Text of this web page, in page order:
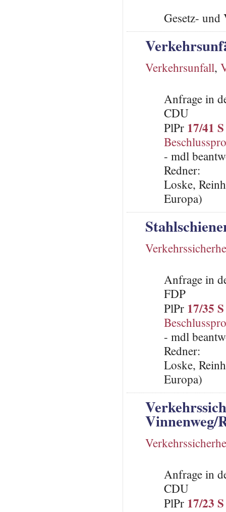
Gesetz-
Verkehrsunfall,
Anfrage in
CDU
PlPr 17/41 S
- mdl
Redner:
Loske,
Europa)
Anfrage in
FDP
PlPr 17/35 S
- mdl
Redner:
Loske,
Europa)
Vinnenweg/
Anfrage in
CDU
PlPr 17/23 S